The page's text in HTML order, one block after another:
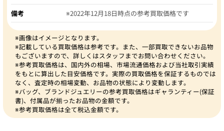
備考 ※2022年12月18日時点の参考買取価格です
※画像はイメージとなります。
※記載している買取価格は参考です。また、一部買取できないお品物
もございますので、詳しくはスタッフまでお問い合わせください。
※参考買取価格は、国内外の相場、市場流通価格および当社取引実績
をもとに算出した目安価格です。実際の買取価格を保証するものでは
なく、査定時の相場変動、お品物の状態により変動します。
※バッグ、ブランドジュエリーの参考買取価格はギャランティー(保証
書)、付属品が揃ったお品物の金額です。
※参考買取価格は全て税込金額です。